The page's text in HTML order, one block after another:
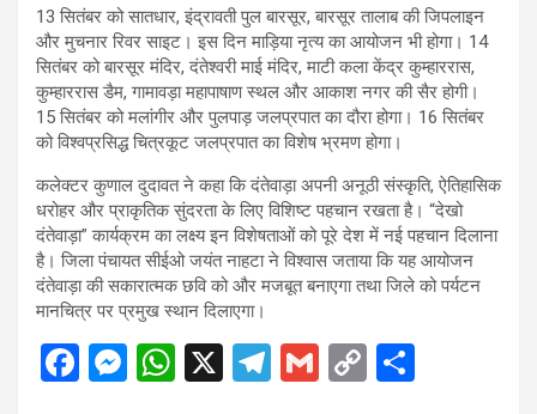
13 सितंबर को सातधार, इंद्रावती पुल बारसूर, बारसूर तालाब की जिपलाइन
और मुचनार रिवर साइट। इस दिन माड़िया नृत्य का आयोजन भी होगा। 14
सितंबर को बारसूर मंदिर, दंतेश्वरी माई मंदिर, माटी कला केंद्र कुम्हाररास,
कुम्हाररास डैम, गामावड़ा महापाषाण स्थल और आकाश नगर की सैर होगी।
15 सितंबर को मलांगीर और पुलपाड़ जलप्रपात का दौरा होगा। 16 सितंबर
को विश्वप्रसिद्ध चित्रकूट जलप्रपात का विशेष भ्रमण होगा।
कलेक्टर कुणाल दुदावत ने कहा कि दंतेवाड़ा अपनी अनूठी संस्कृति, ऐतिहासिक
धरोहर और प्राकृतिक सुंदरता के लिए विशिष्ट पहचान रखता है। “देखो
दंतेवाड़ा” कार्यक्रम का लक्ष्य इन विशेषताओं को पूरे देश में नई पहचान दिलाना
है। जिला पंचायत सीईओ जयंत नाहटा ने विश्वास जताया कि यह आयोजन
दंतेवाड़ा की सकारात्मक छवि को और मजबूत बनाएगा तथा जिले को पर्यटन
मानचित्र पर प्रमुख स्थान दिलाएगा।
F
M W X
T
G
C